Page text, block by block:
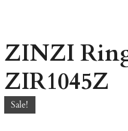
ZINZI
ZIR1045Z
Sale!